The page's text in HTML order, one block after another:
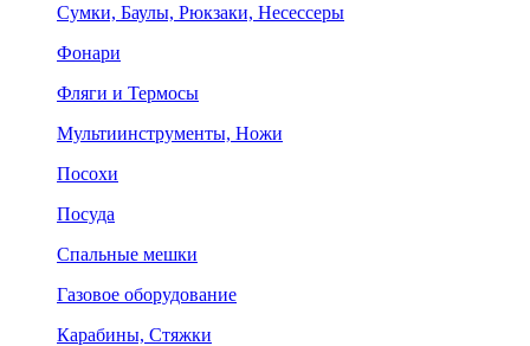
Сумки, Баулы, Рюкзаки, Несессеры
Фонари
Фляги и Термосы
Мультиинструменты, Ножи
Посохи
Посуда
Спальные мешки
Газовое оборудование
Карабины, Стяжки